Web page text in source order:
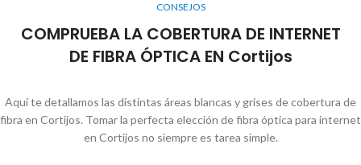
CONSEJOS
COMPRUEBA LA COBERTURA DE INTERNET
DE FIBRA ÓPTICA EN Cortijos
Aquí te detallamos las distintas áreas blancas y grises de cobertura de
fibra en Cortijos. Tomar la perfecta elección de fibra óptica para internet
en Cortijos no siempre es tarea simple.